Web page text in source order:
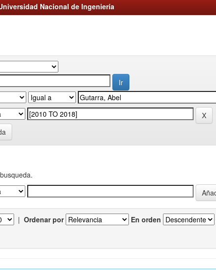
Nacional de Ingeniería
| Ordenar por En orden